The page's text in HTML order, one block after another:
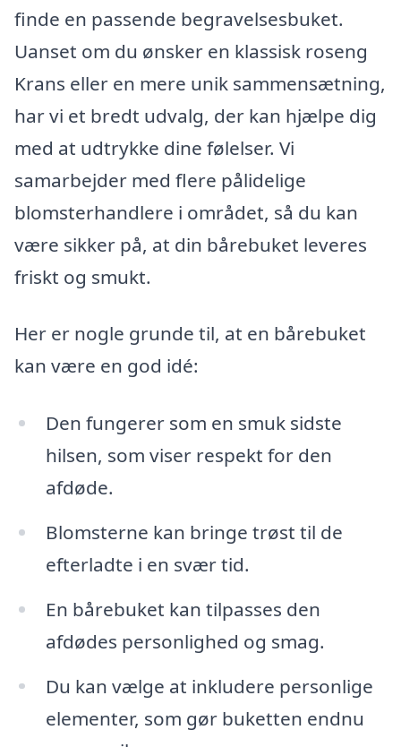
finde en passende begravelsesbuket.
Uanset om du ønsker en klassisk roseng
Krans eller en mere unik sammensætning,
har vi et bredt udvalg, der kan hjælpe dig
med at udtrykke dine følelser. Vi
samarbejder med flere pålidelige
blomsterhandlere i området, så du kan
være sikker på, at din bårebuket leveres
friskt og smukt.
Her er nogle grunde til, at en bårebuket
kan være en god idé:
Den fungerer som en smuk sidste
hilsen, som viser respekt for den
afdøde.
Blomsterne kan bringe trøst til de
efterladte i en svær tid.
En bårebuket kan tilpasses den
afdødes personlighed og smag.
Du kan vælge at inkludere personlige
elementer, som gør buketten endnu